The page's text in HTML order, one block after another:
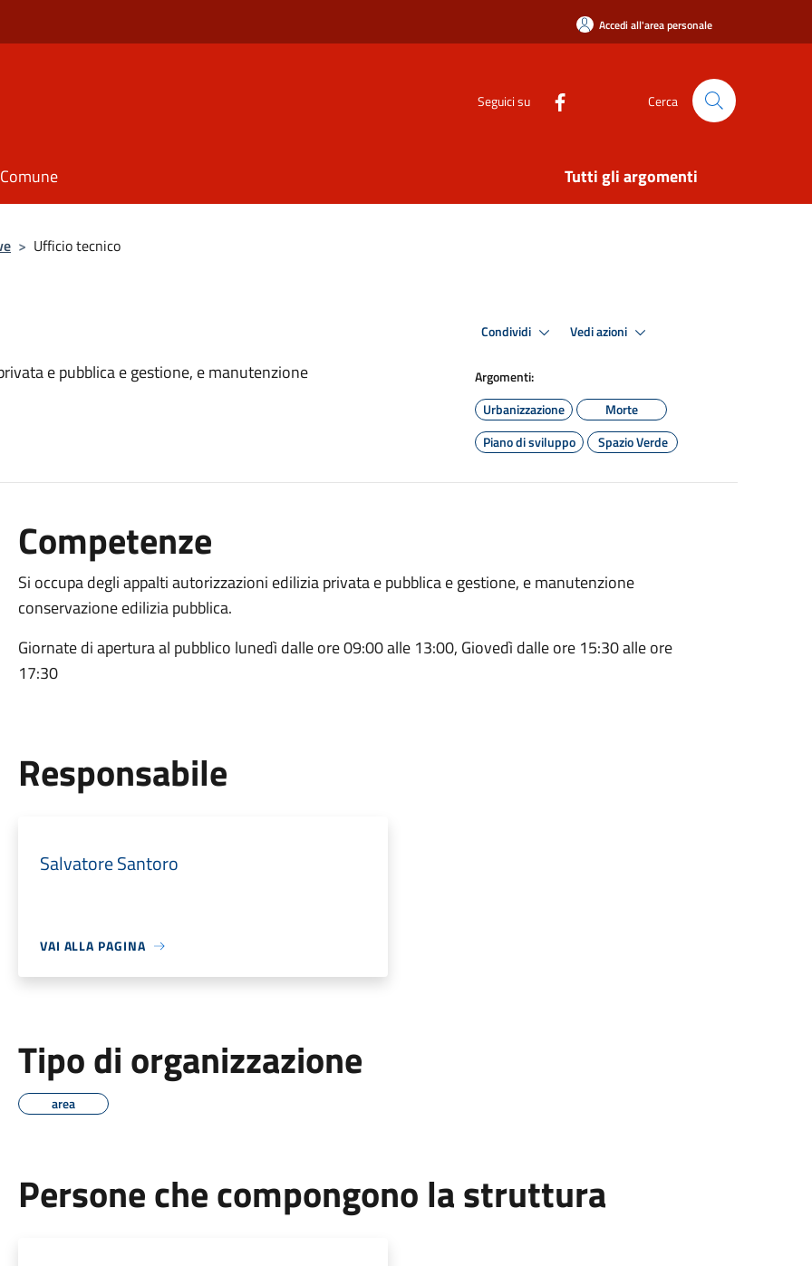
Accedi all'area personale
Seguici su Cerca
Tutti gli argomenti
> Ufficio tecnico
e pubblica e gestione, e manutenzione
Condividi Vedi azioni
Argomenti:
Urbanizzazione
Morte
Piano di sviluppo
Spazio Verde
Competenze
Si occupa degli appalti autorizzazioni edilizia privata e pubblica e gestione, e manutenzione
conservazione edilizia pubblica.
Giornate di apertura al pubblico lunedì dalle ore 09:00 alle 13:00, Giovedì dalle ore 15:30 alle ore
17:30
Responsabile
Salvatore Santoro
VAI ALLA PAGINA
Tipo di organizzazione
area
Persone che compongono la struttura